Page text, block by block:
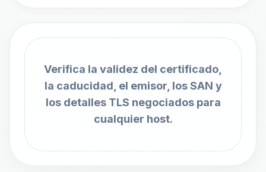
Verifica la validez del certificado,
la caducidad, el emisor, los SAN y
los detalles TLS negociados para
cualquier host.